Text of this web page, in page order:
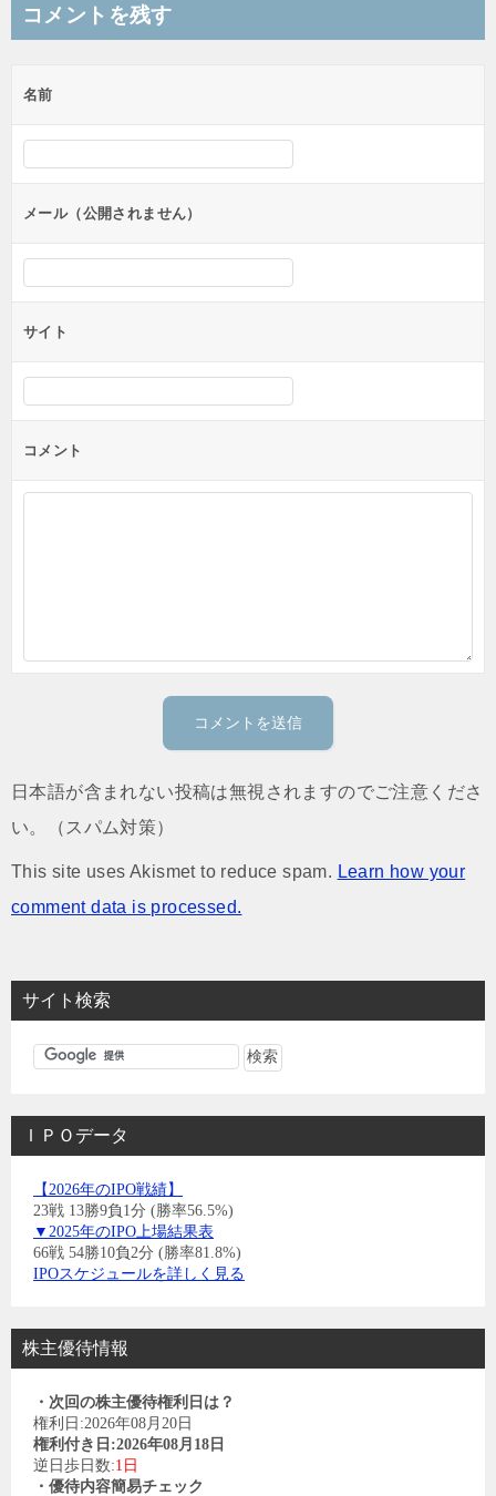
ビ
ー
シ
ン
コメントを残す
名前
メール（公開されません）
サイト
コメント
日本語が含まれない投稿は無視されますのでご注意くださ
い。（スパム対策）
This site uses Akismet to reduce spam. Learn how your
comment data is processed.
サイト検索
ＩＰＯデータ
【2026年のIPO戦績】
23戦 13勝9負1分 (勝率56.5%)
▼2025年のIPO上場結果表
66戦 54勝10負2分 (勝率81.8%)
IPOスケジュールを詳しく見る
株主優待情報
・次回の株主優待権利日は？
権利日:2026年08月20日
権利付き日:2026年08月18日
逆日歩日数:1日
・優待内容簡易チェック